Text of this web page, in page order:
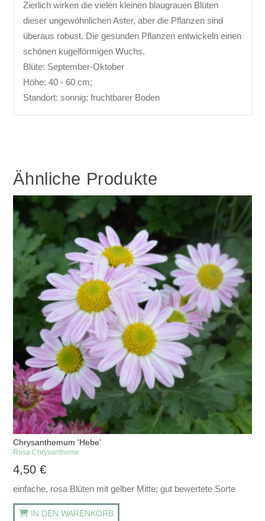
Zierlich wirken die vielen kleinen blaugrauen Blüten
dieser ungewöhnlichen Aster, aber die Pflanzen sind
überaus robust. Die gesunden Pflanzen entwickeln einen
schönen kugelförmigen Wuchs.
Blüte: September-Oktober
Höhe: 40 - 60 cm;
Standort: sonnig; fruchtbarer Boden
Ähnliche Produkte
Chrysanthemum 'Hebe'
Rosa Chrysantheme
4,50€
einfache, rosa Blüten mit gelber Mitte; gut bewertete Sorte
IN DEN WARENKORB